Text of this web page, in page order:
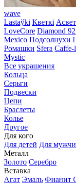
wave
Lastaўki Кветкі
LoveCore Diamond
Mexico Подсолнухи
Ромашки Sfera Caffe-
Mystic
Все украшения
Кольца
Серьги
Подвески
Цепи
Браслеты
Колье
Другое
Для кого
Для детей Для
Металл
Золото Серебро
Вставка
Агат Эмаль Фианит